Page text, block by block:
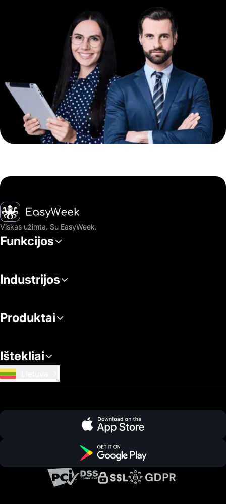
Pagrindinis puslapis
Viskas užimta. Su EasyWeek.
Funkcijos
Industrijos
Produktai
Ištekliai